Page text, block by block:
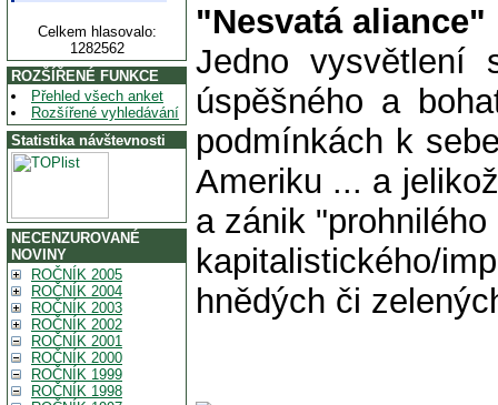
Celkem hlasovalo:
1282562
ROZŠÍŘENÉ FUNKCE
Přehled všech anket
Rozšířené vyhledávání
Statistika návštevnosti
NECENZUROVANÉ
NOVINY
ROČNÍK 2005
ROČNÍK 2004
ROČNÍK 2003
ROČNÍK 2002
ROČNÍK 2001
ROČNÍK 2000
ROČNÍK 1999
ROČNÍK 1998
"Nesvatá aliance"
Jedno vysvětlení
úspěšného a
podmínkách k
Ameriku ... a
a zánik "prohnilého
kapitalistického/
hnědých či